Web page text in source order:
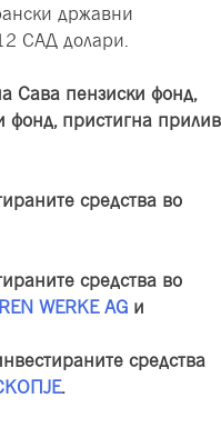
државни
САД долари.
Сава пензиски фонд,
фонд, пристигна прилив
средства во
средства во
WERKE AG и
средства
.